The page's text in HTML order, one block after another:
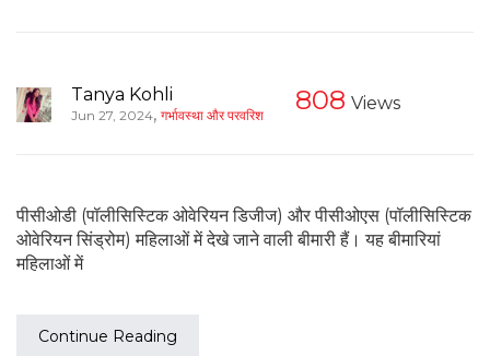
Tanya Kohli
Jun 27, 2024, गर्भावस्था और परवरिश 808 Views
पीसीओडी (पॉलीसिस्टिक ओवेरियन डिजीज) और पीसीओएस (पॉलीसिस्टिक
ओवेरियन सिंड्रोम) महिलाओं में देखे जाने वाली बीमारी हैं। यह बीमारियां
महिलाओं में
Continue Reading